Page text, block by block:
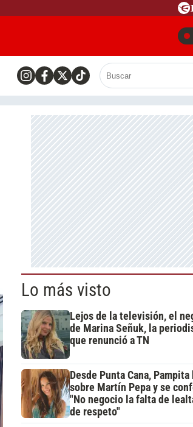
Lo más visto
Lejos de la televisión, el
de Marina Señuk, la
que renunció a TN
Desde Punta Cana, Pampita
sobre Martín Pepa y se
"No negocio la falta de
de respeto"